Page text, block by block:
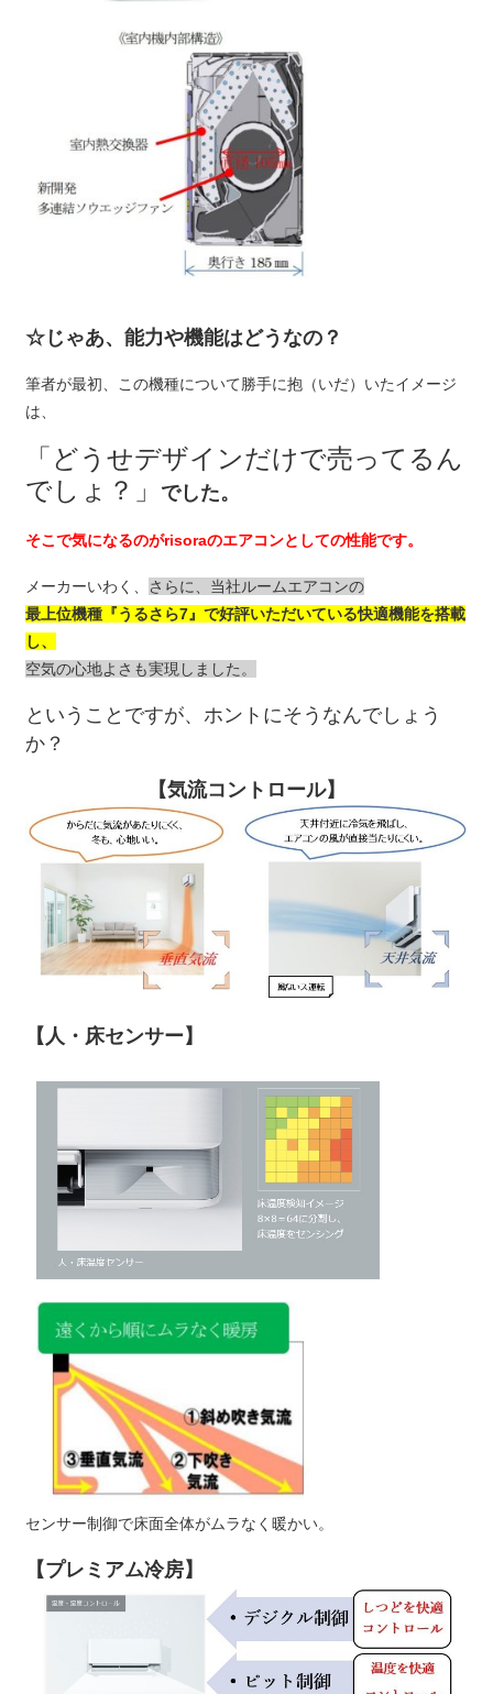
☆じゃあ、能力や機能はどうなの？
筆者が最初、この機種について勝手に抱（いだ）いたイメージ
は、
「どうせデザインだけで売ってるん
でしょ？」
でした。
そこで気になるのがrisoraのエアコンとしての性能です。
メーカーいわく、
さらに、当社ルームエアコンの
最上位機種『うるさら7』で好評いただいている快適機能を搭載
し、
空気の心地よさも実現しました。
ということですが、ホントにそうなんでしょう
か？
【気流コントロール】
【人・床センサー】
センサー制御で床面全体がムラなく暖かい。
【プレミアム冷房】